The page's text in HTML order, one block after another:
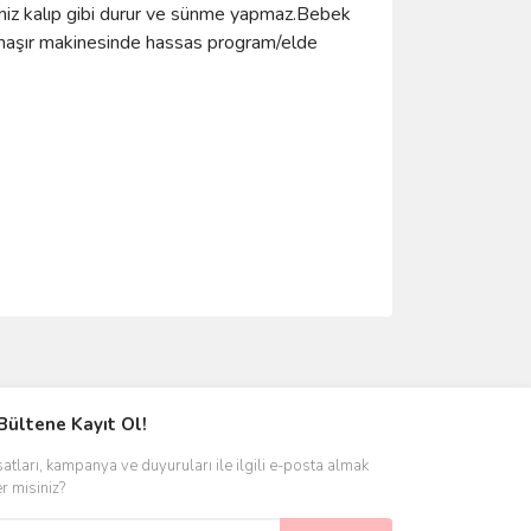
kalıp gibi durur ve sünme yapmaz.Bebek
makinesinde hassas program/elde
Kayıt Ol!
kampanya ve duyuruları ile ilgili e-posta almak
misiniz?